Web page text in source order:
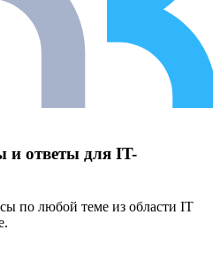
ответы для IT-
по любой теме из области IT